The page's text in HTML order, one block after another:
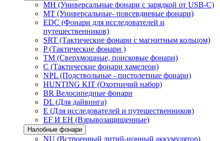
MH (Универсальные фонари с зарядкой от USB-C)
MT (Универсальные- повсевдневые фонари)
EDC (Фонари для исследователей и
путешественников)
SRT (Тактические фонари с магнитным кольцом)
P (Тактические фонари )
TM (Сверхмощные, поисковые фонари)
C (Тактические фонари хамелеон)
NPL (Подствольные - пистолетные фонари)
HUNTING KIT (Охотничий набор)
BR Велосипедные фонари
DL (Для дайвинга)
E (Для исследователей и путешественников)
EF И EH (Взрывозащищенные)
Налобные фонари
NU (Встроенный литий-ионный аккумулятор)